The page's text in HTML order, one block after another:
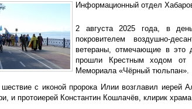
Информационный отдел
2 августа 2025 года, в
покровителем воздушно-
ветераны, отмечающие в
прошли Крестным ходом от
Мемориала «Чёрный тюльпан».
с иконой пророка Илии возглавил иерей
и протоиерей Константин Кошлачёв, клирик